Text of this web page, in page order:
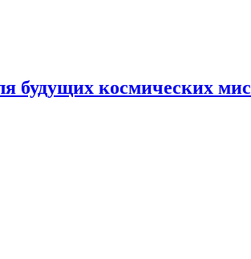
будущих космических